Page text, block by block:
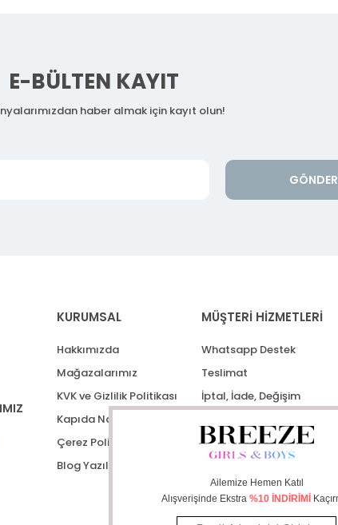
E-BÜLTEN KAYIT
haber almak için kayıt olun!
GÖNDER
KURUMSAL
Hakkımızda
Mağazalarımız
KVK ve Gizlilik Politikası
Kapıda Nakit Ödeme
Çerez Politikası
Blog Yazıları
MÜŞTERİ HİZMETLERİ
Whatsapp Destek
Teslimat
İptal, İade, Değişim